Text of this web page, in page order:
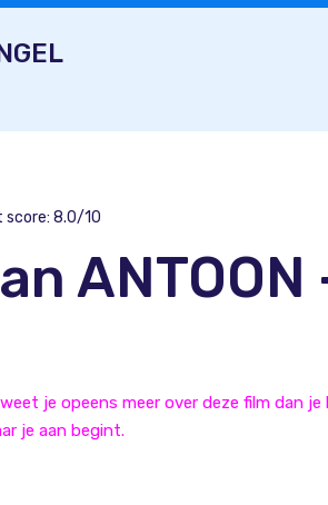
score: 8.0/10
ANTOON
je opeens meer over deze film dan
je aan begint.